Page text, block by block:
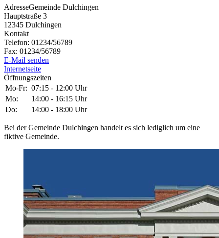
AdresseGemeinde Dulchingen
Hauptstraße 3
12345 Dulchingen
Kontakt
Telefon: 01234/56789
Fax: 01234/56789
E-Mail senden
Internetseite
Öffnungszeiten
Mo-Fr: 07:15 - 12:00 Uhr
Mo:
14:00 - 16:15 Uhr
Do:
14:00 - 18:00 Uhr
Bei der Gemeinde Dulchingen handelt es sich lediglich um eine
fiktive Gemeinde.